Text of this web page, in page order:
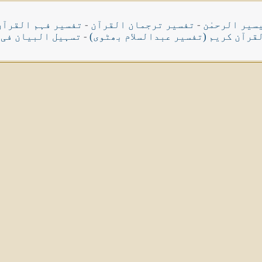
الرحمٰن - تفسیر ترجمان القرآن - تفسیر فہم
کریم (تفسیر عبدالسلام بھٹوی) - تسہیل البیان